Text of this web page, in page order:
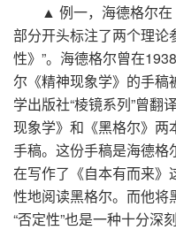
▲ 例一，海德格尔
部分开头标注了两个理论
性》 ”。海德格尔曾在
尔《精神现象学》的手稿
学出版社“棱镜系列”曾翻
现象学》和《黑格尔》两
手稿。这份手稿是海德格
在写作了《自本有而来》
性地阅读黑格尔。而他将
“否定性”也是一种十分深